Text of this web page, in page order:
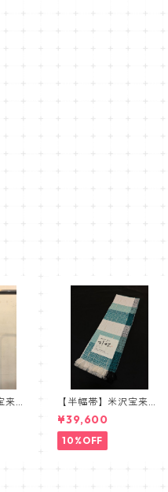
来
【半幅帯】米沢宝来
織・近賢織物謹製【単
衣仕立て】
¥39,600
10%OFF